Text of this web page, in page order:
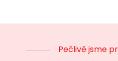
Pečlivě jsme